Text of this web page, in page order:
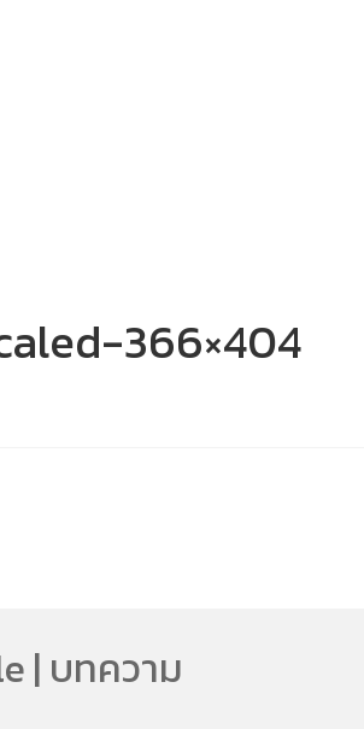
366×404
| บทความ